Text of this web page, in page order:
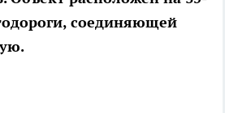
соединяющей